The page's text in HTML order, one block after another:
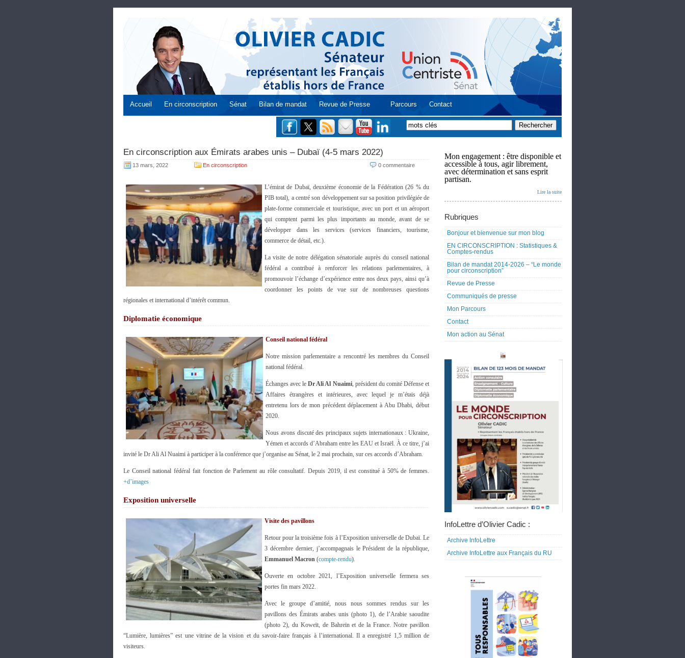
Accueil En circonscription Sénat Bilan de mandat Revue de Presse Parcours Contact
En circonscription aux Émirats arabes unis – Dubaï (4-5 mars 2022)
13 mars, 2022 En circonscription 0 commentaire
L’émirat de Dubaï, deuxième économie de la Fédération (26 % du
PIB total), a centré son développement sur sa position privilégiée de
plate-forme commerciale et touristique, avec un port et un aéroport
qui comptent parmi les plus importants au monde, avant de se
développer dans les services (services financiers, tourisme,
commerce de détail, etc.).
La visite de notre délégation sénatoriale auprès du conseil national
fédéral a contribué à renforcer les relations parlementaires, à
promouvoir l’échange d’expérience entre nos deux pays, ainsi qu’à
coordonner les points de vue sur de nombreuses questions
régionales et international d’intérêt commun.
Diplomatie économique
Conseil national fédéral
Notre mission parlementaire a rencontré les membres du Conseil
national fédéral.
Échanges avec leDr Ali Al Nuaimi, président du comité Défense et
Affaires étrangères et intérieures, avec lequel je m’étais déjà
entretenu lors de mon précédent déplacement à Abu Dhabi, début
2020.
Nous avons discuté des principaux sujets internationaux : Ukraine,
Yémen et accords d’Abraham entre les EAU et Israël. À ce titre, j’ai
invité le Dr Ali Al Nuaimi à participer à la conférence que j’organise au Sénat, le 2 mai prochain, sur ces accords d’Abraham.
Le Conseil national fédéral fait fonction de Parlement au rôle consultatif. Depuis 2019, il est constitué à 50% de femmes.
+d’images
Exposition universelle
Visite des pavillons
Retour pour la troisième fois à l’Exposition universelle de Dubaï. Le
3 décembre dernier, j’accompagnais le Président de la république,
Emmanuel Macron (compte-rendu).
Ouverte en octobre 2021, l’Exposition universelle fermera ses
portes fin mars 2022.
Avec le groupe d’amitié, nous nous sommes rendus sur les
pavillons des Émirats arabes unis (photo 1), de l’Arabie saoudite
(photo 2), du Koweït, de Bahreïn et de la France. Notre pavillon
“Lumière, lumières” est une vitrine de la vision et du savoir-faire français à l’international. Il a enregistré 1,5 million de
visiteurs.
Mon engagement : être disponible et
accessible à tous, agir librement,
avec détermination et sans esprit
partisan.
Lire la suite
Rubriques
Bonjour et bienvenue sur mon blog
EN CIRCONSCRIPTION : Statistiques &
Comptes-rendus
Bilan de mandat 2014-2026 – “Le monde
pour circonscription”
Revue de Presse
Communiqués de presse
Mon Parcours
Contact
Mon action au Sénat
InfoLettre d’Olivier Cadic :
Archive InfoLettre
Archive InfoLettre aux Français du RU